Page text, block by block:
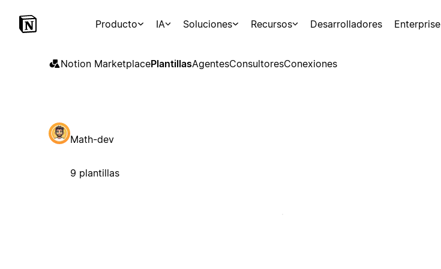
Producto IA Soluciones Recursos Desarrolladores Enterprise
Notion MarketplacePlantillasAgentesConsultoresConexiones
Math-dev
9 plantillas